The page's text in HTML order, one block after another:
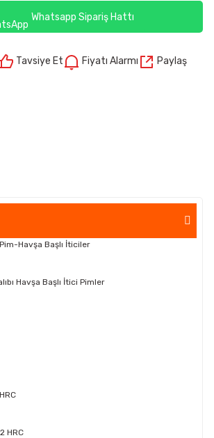
Whatsapp Sipariş Hattı
Tavsiye Et Fiyatı Alarmı Paylaş
Havşa Başlı İticiler
Havşa Başlı İtici Pimler
HRC